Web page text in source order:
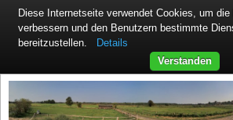
Diese Internetseite verwendet Cookies, um
verbessern und den Benutzern bestimmte
bereitzustellen.
Details
Verstanden